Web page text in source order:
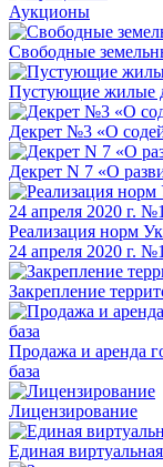
Аукционы
Свободные
Пустующие жилые
Декрет №3 «О
Декрет N 7 «О
Реализация норм
24 апреля 2020 г.
Закрепление
Продажа и аренда
база
Лицензирование
Единая